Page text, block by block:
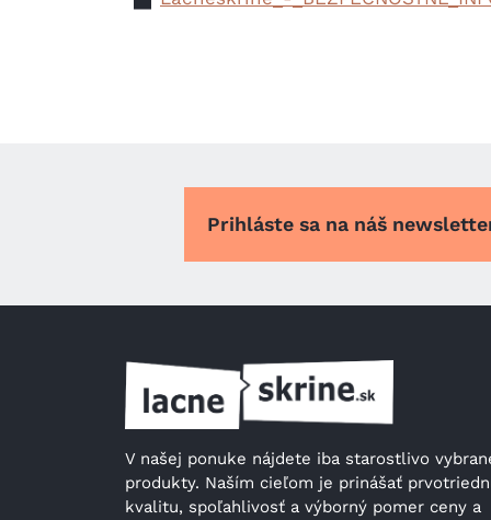
Prihláste sa na náš
V našej ponuke nájdete iba starostlivo
produkty. Naším cieľom je prinášať
kvalitu, spoľahlivosť a výborný pomer ceny a